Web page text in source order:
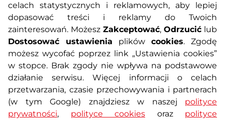
Polityka prywatności Koszty przesyłek
Metody płatności Program lojalnościowy
Usługi dodatkowe Reklamacje i serwis
Formularz kontaktowy Wyposażenie siłowni
celach statystycznych i reklamowych, aby lepiej
dopasować treści i reklamy do Twoich
zainteresowań. Możesz Zakceptować, Odrzucić lub
Dostosować ustawienia plików cookies. Zgodę
możesz wycofać poprzez link „Ustawienia cookies”
w stopce. Brak zgody nie wpływa na podstawowe
działanie serwisu. Więcej informacji o celach
przetwarzania, czasie przechowywania i partnerach
(w tym Google) znajdziesz w naszej polityce
prywatności, polityce cookies oraz polityce